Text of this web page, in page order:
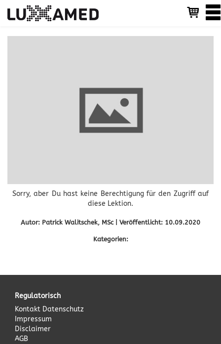
T
o
g
Sorry, aber Du hast keine Berechtigung für den Zugriff auf
diese Lektion.
Autor: Patrick Walitschek, MSc | Veröffentlicht: 10.09.2020
Kategorien:
Regulatorisch
Kontakt Datenschutz
Impressum
Disclaimer
AGB